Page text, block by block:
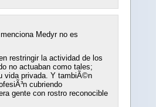
Medyr no es
restringir la actividad de los
no actuaban como tales;
vida privada. Y tambiÃ©n
cubriendo
gente con rostro reconocible